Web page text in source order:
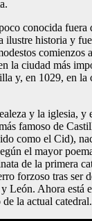
conocida fuera
ilustre historia y
comienzos
la ciudad más
y, en 1029, en
y la iglesia, y
famoso de
como el Cid),
el mayor
de la primera
forzoso tras ser
León. Ahora está
la actual catedral.